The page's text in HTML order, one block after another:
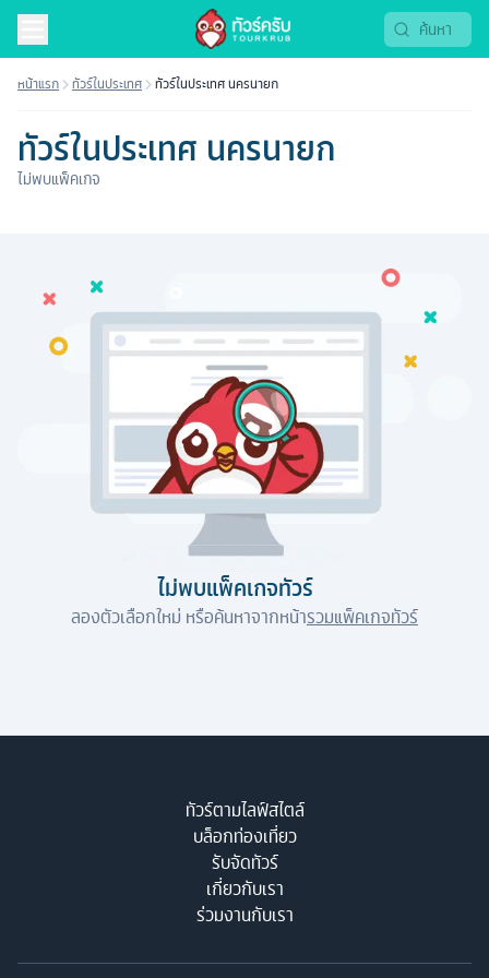
หน้าแรก ทัวร์ในประเทศ ทัวร์ในประเทศ นครนายก
ทัวร์ในประเทศ นครนายก
ไม่พบแพ็คเกจ
ไม่พบแพ็คเกจทัวร์
ลองตัวเลือกใหม่ หรือค้นหาจากหน้ารวมแพ็คเกจทัวร์
ทัวร์ตามไลฟ์สไตล์
บล็อกท่องเที่ยว
รับจัดทัวร์
เกี่ยวกับเรา
ร่วมงานกับเรา